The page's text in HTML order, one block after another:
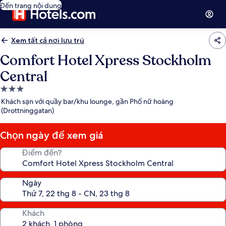
Đến trang nội dung
Xem tất cả nơi lưu trú
Comfort Hotel Xpress Stockholm
Central
Nơi
lưu
trú
3.0
sao
Khách sạn với quầy bar/khu lounge, gần Phố nữ hoàng
(Drottninggatan)
Chọn ngày để xem giá
Điểm đến?
Ngày
Khách